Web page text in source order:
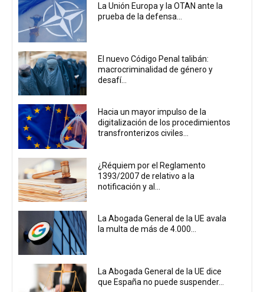
La Unión Europa y la OTAN ante la
prueba de la defensa...
El nuevo Código Penal talibán:
macrocriminalidad de género y
desafí...
Hacia un mayor impulso de la
digitalización de los procedimientos
transfronterizos civiles...
¿Réquiem por el Reglamento
1393/2007 de relativo a la
notificación y al...
La Abogada General de la UE avala
la multa de más de 4.000...
La Abogada General de la UE dice
que España no puede suspender...